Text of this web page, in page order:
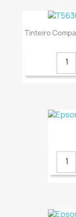
Tinteiro